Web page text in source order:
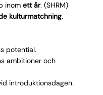
inom ett år. (SHRM)
kulturmatchning.
potential.
ambitioner och
introduktionsdagen.